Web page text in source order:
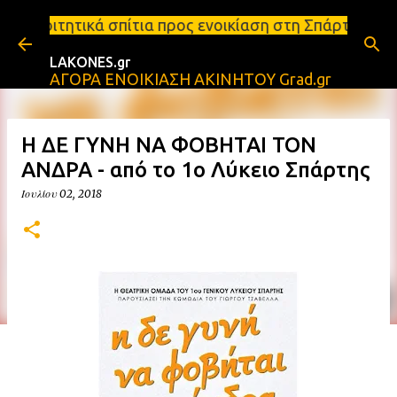
Μετάβαση στο κύριο περιεχόμενο
προς ενοικίαση στη Σπάρτη Ενοικιάσεις
LAKONES.gr
ΑΓΟΡΑ ΕΝΟΙΚΙΑΣΗ ΑΚΙΝΗΤΟΥ Grad.gr
Η ΔΕ ΓΥΝΗ ΝΑ ΦΟΒΗΤΑΙ ΤΟΝ
ΑΝΔΡΑ - από το 1ο Λύκειο Σπάρτης
Ιουλίου 02, 2018